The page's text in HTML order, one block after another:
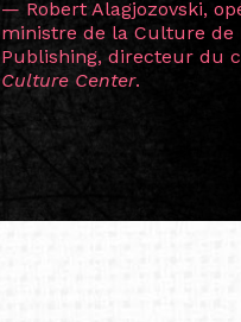
consœur Hicterienne
la vision ont transformé
Singapour à Berlin
les amitiés forgées
solidité et
vers de nouvelles
— Vanini Belarmino